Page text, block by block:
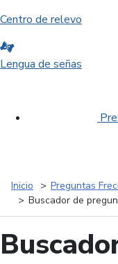
Centro de relevo
Lengua de señas
Inicio
Preguntas
Buscador de